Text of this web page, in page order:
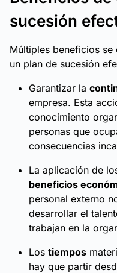
sucesión
Múltiples beneficios
un plan de sucesión
Garantizar la
empresa. Esta
conocimiento
personas que
consecuencias
La aplicación de
beneficios
personal externo
desarrollar el
trabajan en la
Los tiempos
hay que partir